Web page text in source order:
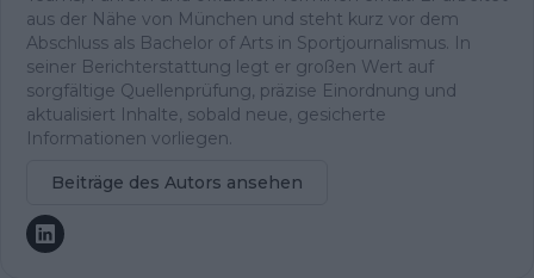
aus der Nähe von München und steht kurz vor dem
Abschluss als Bachelor of Arts in Sportjournalismus. In
seiner Berichterstattung legt er großen Wert auf
sorgfältige Quellenprüfung, präzise Einordnung und
aktualisiert Inhalte, sobald neue, gesicherte
Informationen vorliegen.
Beiträge des Autors ansehen